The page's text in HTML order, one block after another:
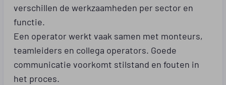
verschillen de werkzaamheden per sector en
functie.
Een operator werkt vaak samen met monteurs,
teamleiders en collega operators. Goede
communicatie voorkomt stilstand en fouten in
het proces.